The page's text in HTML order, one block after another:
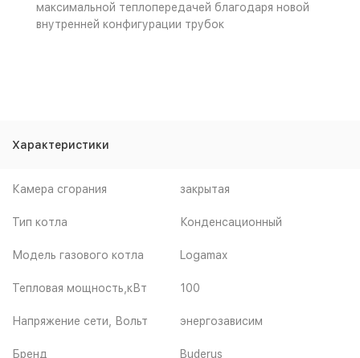
максимальной теплопередачей благодаря новой
внутренней конфигурации трубок
Характеристики
Камера сгорания закрытая
Тип котла Конденсационный
Модель газового котла Logamax
Тепловая мощность,кВт 100
Напряжение сети, Вольт энергозависим
Бренд Buderus